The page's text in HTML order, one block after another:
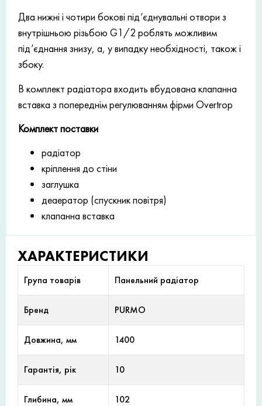
Два нижні і чотири бокові під’єднувальні отвори з
внутрішньою різьбою G1/2 роблять можливим
під’єднання знизу, а, у випадку необхідності, також і
збоку.
В комплект радіатора входить вбудована клапанна
вставка з попереднім регулюванням фірми Overtrop
Комплект поставки
радіатор
кріплення до стіни
заглушка
деаератор (спускник повітря)
клапанна вставка
ХАРАКТЕРИСТИКИ
Група товарів Панельний радіатор
Бренд PURMO
Довжина, мм 1400
Гарантія, рік 10
Глибина, мм 102